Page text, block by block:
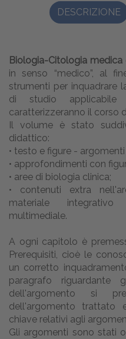
DESCRIZIONE
Biologia-Citologia medica
in senso “medico”, al
strumenti per inquadrare
di studio
caratterizzeranno il corso
Il volume è stato
didattico:
• testo e figure - argomenti
• approfondimenti con
• aree di biologia clinica;
• contenuti extra
materiale
multimediale.
A ogni capitolo è
Prerequisiti, cioè le
un corretto
paragrafo
dell'argomento si
dell'argomento trattato
chiave relativi agli
Gli argomenti sono stati